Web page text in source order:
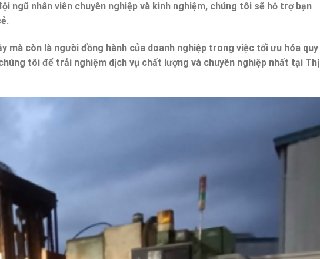
ngũ nhân viên chuyên nghiệp và kinh nghiệm, chúng tôi sẽ hỗ trợ bạn
mà còn là người đồng hành của doanh nghiệp trong việc tối ưu hóa quy
tôi để trải nghiệm dịch vụ chất lượng và chuyên nghiệp nhất tại Thị